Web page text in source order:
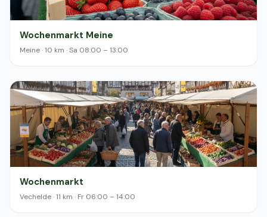
Wochenmarkt Meine
Meine · 10 km · Sa 08:00 – 13:00
Wochenmarkt
Vechelde · 11 km · Fr 06:00 – 14:00